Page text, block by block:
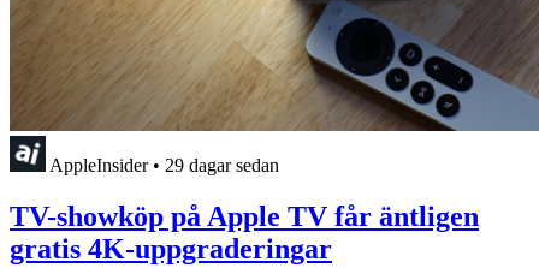
AppleInsider • 29 dagar sedan
TV-showköp på Apple TV får äntligen
gratis 4K-uppgraderingar